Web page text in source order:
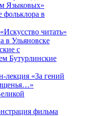
Языковых»
фольклора в
читать»
в Ульяновске
с
Бутурлинские
лекция «За гений
фильма